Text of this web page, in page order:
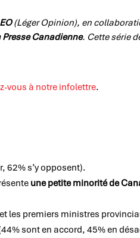
(Léger Opinion), en
Presse Canadienne. Cette série
vous à notre infolettre.
62% s’y opposent).
une petite minorité de
les premiers ministres
sont en accord, 45% en